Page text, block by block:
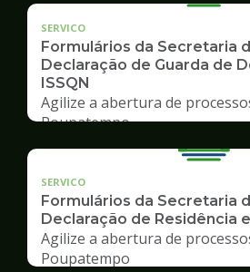
SERVICO
Formulários da Secretaria
Declaração de Guarda de
ISSQN
Agilize a abertura de
Poupatempo
SERVICO
Formulários da Secretaria
Declaração de Residência
Agilize a abertura de
Poupatempo